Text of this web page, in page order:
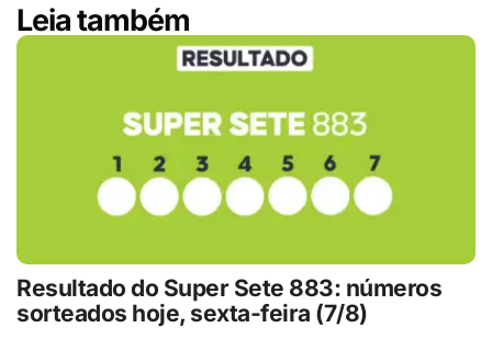
Leia também
Resultado do Super Sete 883: números
sorteados hoje, sexta-feira (7/8)